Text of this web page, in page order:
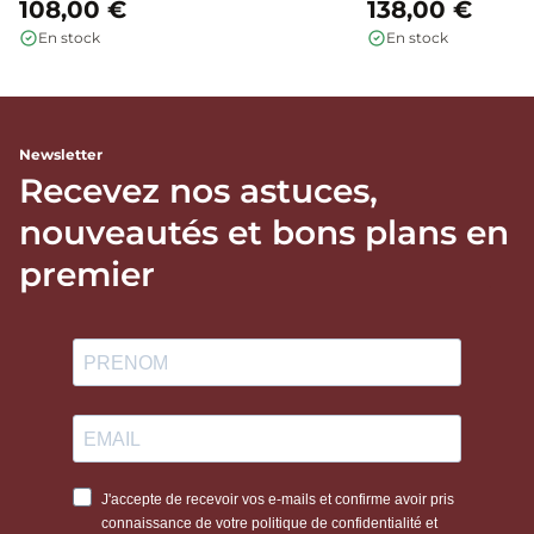
108,00 €
En stock
138,00 €
En stock
Newsletter
Recevez nos astuces,
nouveautés et bons plans en
premier